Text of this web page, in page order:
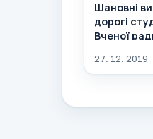
Шановні
дорогі
Вченої
Новим
27. 12. 2019